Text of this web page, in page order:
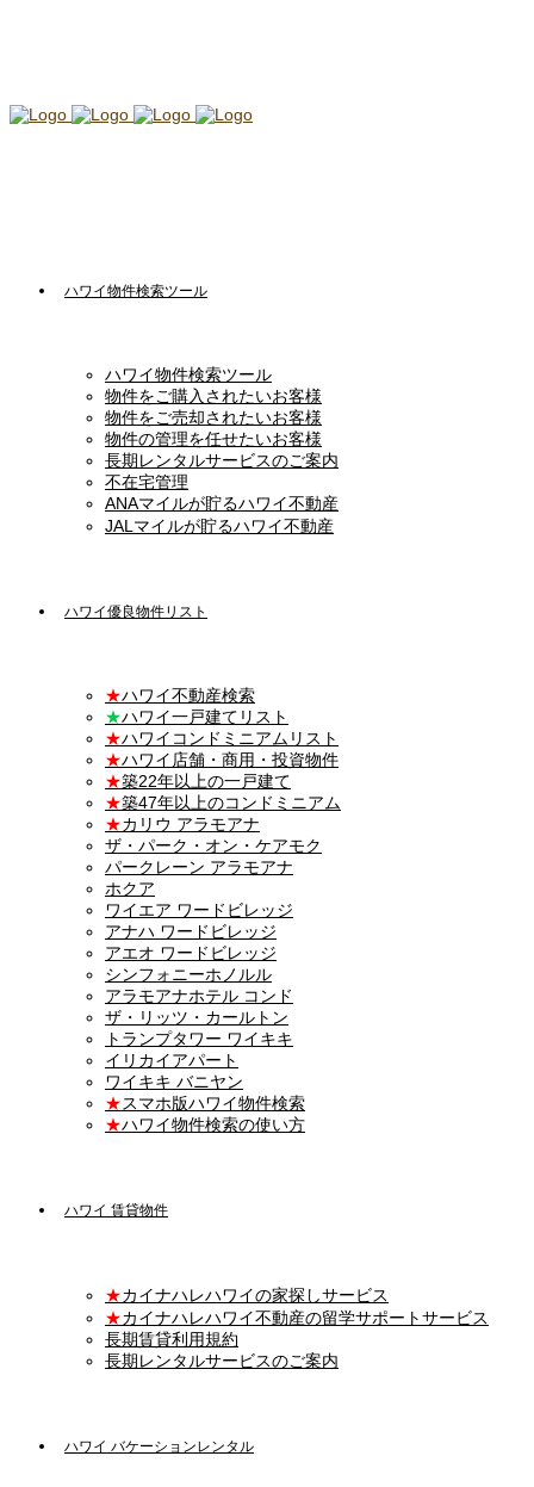
ハワイ物件検索ツール
ハワイ物件検索ツール
物件をご購入されたいお客様
物件をご売却されたいお客様
物件の管理を任せたいお客様
長期レンタルサービスのご案内
不在宅管理
ANAマイルが貯るハワイ不動産
JALマイルが貯るハワイ不動産
ハワイ優良物件リスト
★ハワイ不動産検索
★ハワイ一戸建てリスト
★ハワイコンドミニアムリスト
★ハワイ店舗・商用・投資物件
★築22年以上の一戸建て
★築47年以上のコンドミニアム
★カリウ アラモアナ
ザ・パーク・オン・ケアモク
パークレーン アラモアナ
ホクア
ワイエア ワードビレッジ
アナハ ワードビレッジ
アエオ ワードビレッジ
シンフォニーホノルル
アラモアナホテル コンド
ザ・リッツ・カールトン
トランプタワー ワイキキ
イリカイアパート
ワイキキ バニヤン
★スマホ版ハワイ物件検索
★ハワイ物件検索の使い方
ハワイ 賃貸物件
★カイナハレハワイの家探しサービス
★カイナハレハワイ不動産の留学サポートサービス
長期賃貸利用規約
長期レンタルサービスのご案内
ハワイ バケーションレンタル